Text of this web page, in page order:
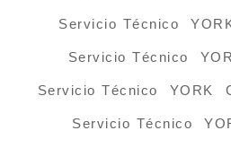
Servicio Técnico
Servicio Técnico
Servicio Técnico YORK
Servicio Técnico